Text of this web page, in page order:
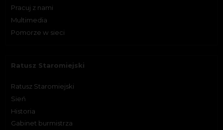
Pracuj z nami
Multimedia
Pomorze w sieci
Ratusz Staromiejski
Ratusz Staromiejski
Sień
Historia
Gabinet burmistrza